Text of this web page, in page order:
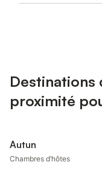
Destinations
proximité
Autun
Chambres d’hôtes